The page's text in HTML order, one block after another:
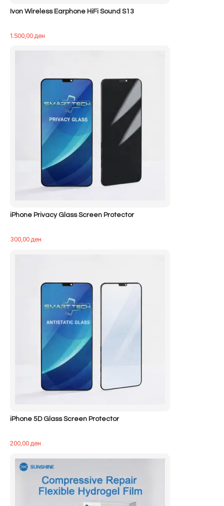
Ivon Wireless Earphone HiFi Sound S13
1.500,00ден
iPhone Privacy Glass Screen Protector
300,00ден
iPhone 5D Glass Screen Protector
200,00ден